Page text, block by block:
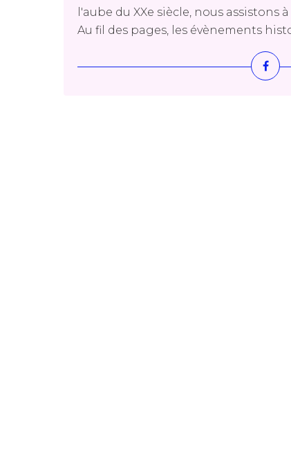
l'aube du XXe siècle, nous
Au fil des pages, les évènements